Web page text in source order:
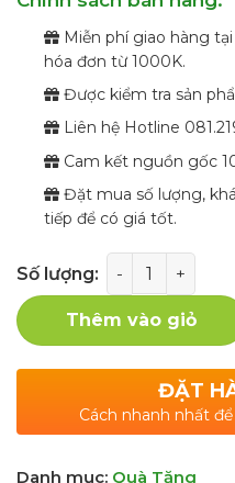
Miễn phí giao hàng
hóa đơn từ 1000K.
Được kiểm tra sản
Liên hệ Hotline
Cam kết nguồn gốc
Đặt mua số lượng,
tiếp để có giá tốt.
Số lượng
Thêm vào giỏ
ĐẶT
Cách nhanh nhất
Danh mục: Quà Tặng